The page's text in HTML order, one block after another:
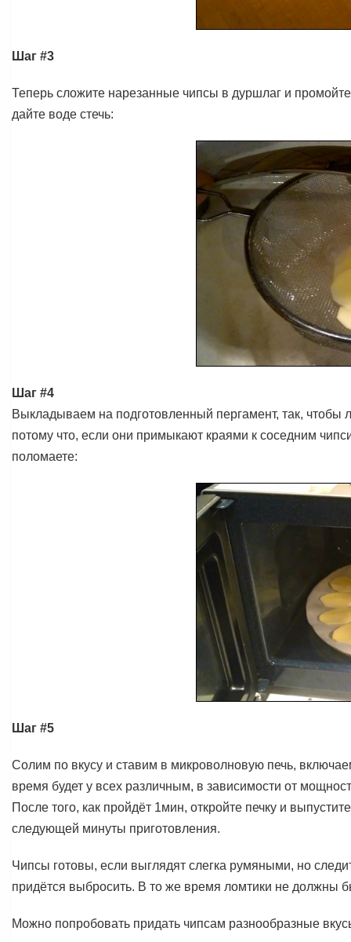
Шаг #3
Теперь сложите нарезанные чипсы в дуршлаг и
дайте воде стечь:
Шаг #4
Выкладываем на подготовленный пергамент, так, чтобы
потому что, если они примыкают краями к соседним
поломаете:
Шаг #5
Солим по вкусу и ставим в микроволновую печь,
время будет у всех различным, в зависимости от
После того, как пройдёт 1мин, откройте печку и
следующей минуты приготовления.
Чипсы готовы, если выглядят слегка румяными, но
придётся выбросить. В то же время ломтики не должны
Можно попробовать придать чипсам разнообразные